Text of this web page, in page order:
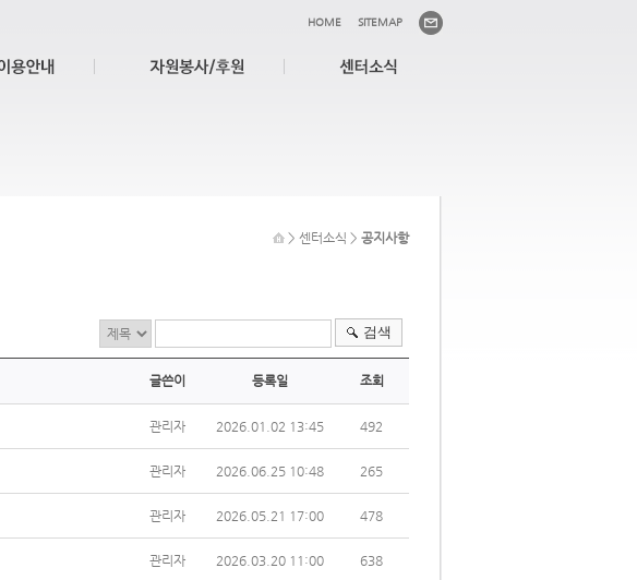
HOME SITEMAP
> 센터소식 > 공지사항
검색
글쓴이 등록일 조회
관리자 2026.01.02 13:45 492
관리자 2026.06.25 10:48 265
관리자 2026.05.21 17:00 478
관리자 2026.03.20 11:00 638